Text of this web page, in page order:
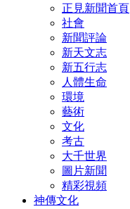
正見新聞首頁
社會
新聞評論
新天文志
新五行志
人體生命
環境
藝術
文化
考古
大千世界
圖片新聞
精彩視頻
神傳文化